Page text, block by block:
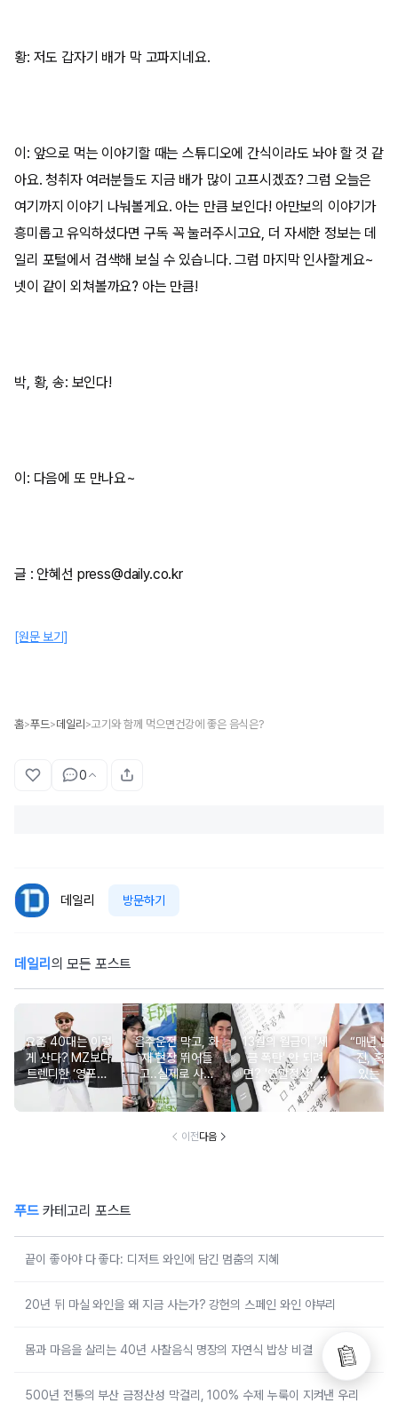
황: 저도 갑자기 배가 막 고파지네요.
이: 앞으로 먹는 이야기할 때는 스튜디오에 간식이라도 놔야 할 것 같
아요. 청취자 여러분들도 지금 배가 많이 고프시겠죠? 그럼 오늘은
여기까지 이야기 나눠볼게요. 아는 만큼 보인다! 아만보의 이야기가
흥미롭고 유익하셨다면 구독 꼭 눌러주시고요, 더 자세한 정보는 데
일리 포털에서 검색해 보실 수 있습니다. 그럼 마지막 인사할게요~
넷이 같이 외쳐볼까요? 아는 만큼!
박, 황, 송: 보인다!
이: 다음에 또 만나요~
글 : 안혜선 press@daily.co.kr
[원문 보기]
홈>푸드>데일리 >고기와 함께 먹으면건강에 좋은 음식은?
0
데일리 방문하기
데일리 의 모든 포스트
요즘 40대는 이렇
게 산다? MZ보다
트렌디한 ‘영포티’
분석
음주운전 막고, 화
재 현장 뛰어들
고..실제로 사람
구한 연예인 10
13월의 월급이 '세
금 폭탄' 안 되려
면? '연말정산' 핵
심 꿀팁 A to Z
“매년 받
진, 혹시
있는 건
요?”
이전다음
푸드카테고리 포스트
끝이 좋아야 다 좋다: 디저트 와인에 담긴 멈춤의 지혜
20년 뒤 마실 와인을 왜 지금 사는가? 강헌의 스페인 와인 야부리
몸과 마음을 살리는 40년 사찰음식 명장의 자연식 밥상 비결
500년 전통의 부산 금정산성 막걸리, 100% 수제 누룩이 지켜낸 우리